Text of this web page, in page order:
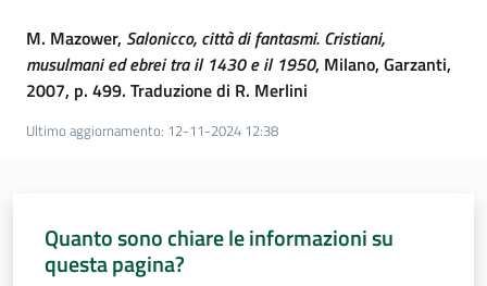
M. Mazower, Salonicco, città di fantasmi. Cristiani,
musulmani ed ebrei tra il 1430 e il 1950, Milano, Garzanti,
2007, p. 499. Traduzione di R. Merlini
Ultimo aggiornamento: 12-11-2024 12:38
Quanto sono chiare le informazioni su
questa pagina?